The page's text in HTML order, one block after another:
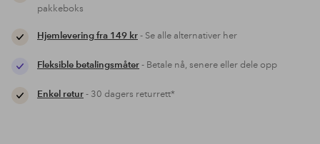
pakkeboks
Hjemlevering fra 149 kr- Se alle alternativer her
Fleksible betalingsmåter- Betale nå, senere eller dele opp
Enkel retur- 30 dagers returrett*